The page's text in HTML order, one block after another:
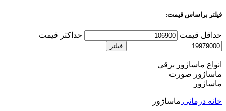
فیلتر براساس قیمت:
حداقل قیمت حداکثر قیمت
فیلتر
انواع ماساژور برقی
ماساژور صورت
ماساژور
خانه درمانی ماساژور